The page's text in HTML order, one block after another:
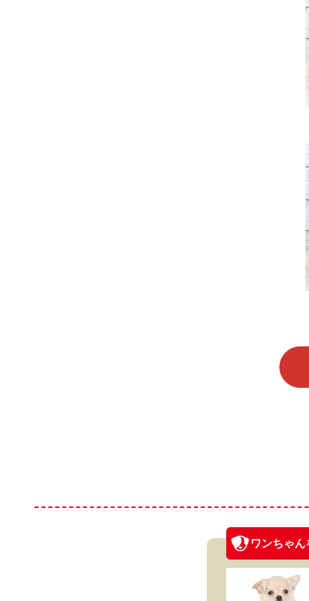
ワンちゃん